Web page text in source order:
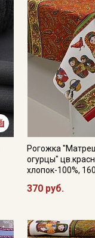
Рогожка
огурцы"
хлопок-100%,
370 руб.